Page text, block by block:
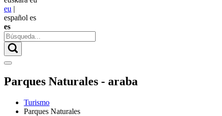
eu |
español es
es
Parques Naturales - araba
Turismo
Parques Naturales